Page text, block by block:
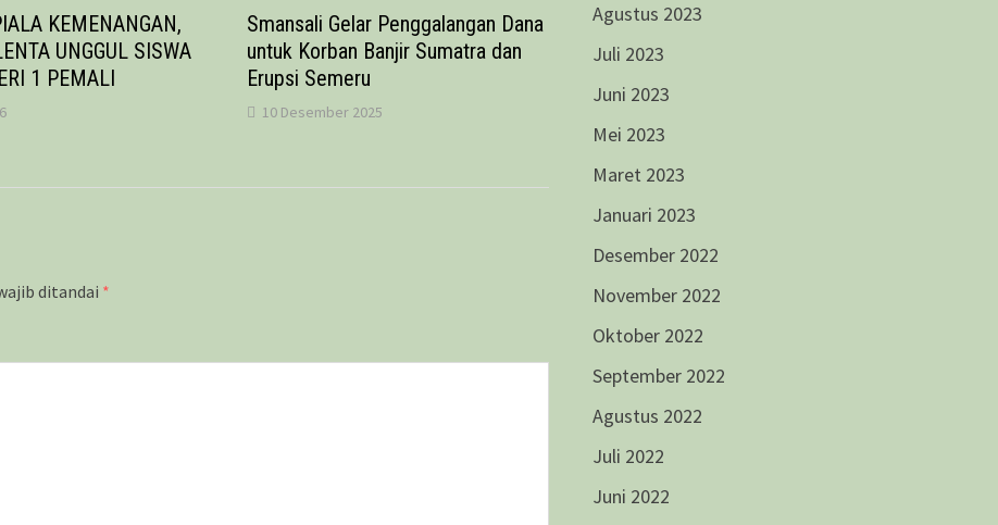
KEMENANGAN,
UNGGUL SISWA
1 PEMALI
Smansali Gelar Penggalangan Dana
untuk Korban Banjir Sumatra dan
Erupsi Semeru
10 Desember 2025
ditandai *
Agustus 2023
Juli 2023
Juni 2023
Mei 2023
Maret 2023
Januari 2023
Desember 2022
November 2022
Oktober 2022
September 2022
Agustus 2022
Juli 2022
Juni 2022